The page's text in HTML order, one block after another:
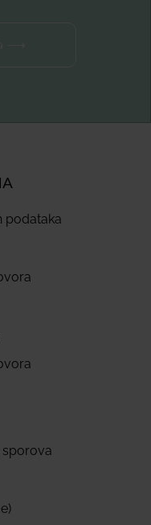
podataka
sporova